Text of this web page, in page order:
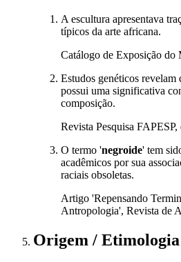
A escultura apresentava
típicos da arte africana.
Catálogo de Exposição
Estudos genéticos revelam
possui uma significativa
composição.
Revista Pesquisa
O termo 'negroide' tem
acadêmicos por sua
raciais obsoletas.
Artigo 'Repensando
Antropologia', Revista de
Origem / Etimologia